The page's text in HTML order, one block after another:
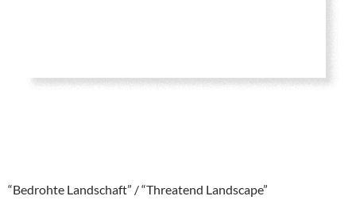
“Bedrohte Landschaft” / “Threatend Landscape”